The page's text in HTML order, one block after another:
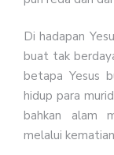
Di hadapan
buat tak
betapa Yesus
hidup para
bahkan alam
melalui